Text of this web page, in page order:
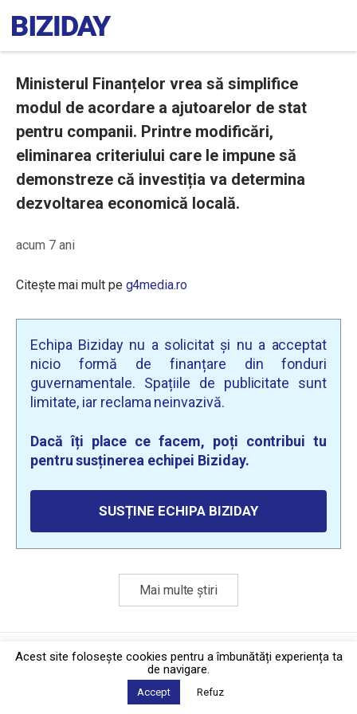
Ministerul Finanțelor vrea să simplifice
modul de acordare a ajutoarelor de stat
pentru companii. Printre modificări,
eliminarea criteriului care le impune să
demonstreze că investiția va determina
dezvoltarea economică locală.
acum 7 ani
Citește mai mult pe g4media.ro
Echipa Biziday nu a solicitat și nu a acceptat
nicio formă de finanțare din fonduri
guvernamentale. Spațiile de publicitate sunt
limitate, iar reclama neinvazivă.
Dacă îți place ce facem, poți contribui tu
pentru susținerea echipei Biziday.
SUSȚINE ECHIPA BIZIDAY
Mai multe știri
Politica de confidențialitate·Contact
2026 © Biziday
Acest site foloseşte cookies pentru a îmbunătăți experiența ta
de navigare.
Accept Refuz